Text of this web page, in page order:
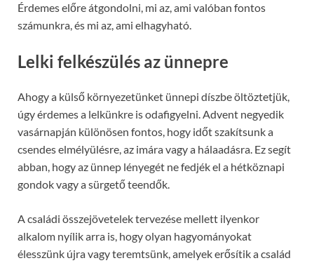
Érdemes előre átgondolni, mi az, ami valóban fontos
számunkra, és mi az, ami elhagyható.
Lelki felkészülés az ünnepre
Ahogy a külső környezetünket ünnepi díszbe öltöztetjük,
úgy érdemes a lelkünkre is odafigyelni. Advent negyedik
vasárnapján különösen fontos, hogy időt szakítsunk a
csendes elmélyülésre, az imára vagy a hálaadásra. Ez segít
abban, hogy az ünnep lényegét ne fedjék el a hétköznapi
gondok vagy a sürgető teendők.
A családi összejövetelek tervezése mellett ilyenkor
alkalom nyílik arra is, hogy olyan hagyományokat
élesszünk újra vagy teremtsünk, amelyek erősítik a család